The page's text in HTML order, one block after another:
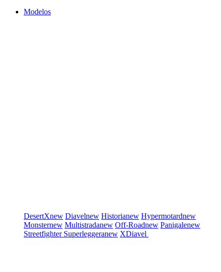
Modelos
DesertXnew Diavelnew Historianew Hypermotardnew
Monsternew Multistradanew Off-Roadnew Panigalenew
Streetfighter Superleggeranew XDiavel